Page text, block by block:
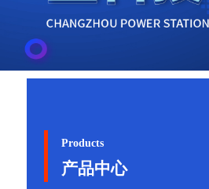
Products
产品中心